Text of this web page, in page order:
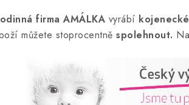
firma AMÁLKA vyrábí kojenecké
můžete stoprocentně spolehnout.